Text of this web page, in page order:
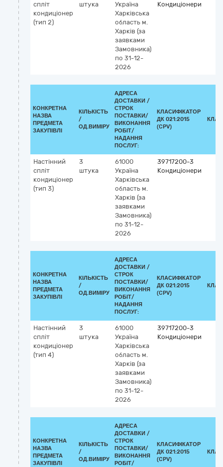
спліт
кондиціонер
(тип 2)
штука
Україна
Харківська
область м.
Харків (за
заявками
Замовника)
по 31-12-
2026
Кондиціонери
КОНКРЕТНА
НАЗВА
ПРЕДМЕТА
ЗАКУПІВЛІ
КІЛЬКІСТЬ
/
ОД.ВИМІРУ
АДРЕСА
ДОСТАВКИ /
СТРОК
ПОСТАВКИ/
ВИКОНАННЯ
РОБІТ/
НАДАННЯ
ПОСЛУГ:
КЛАСИФІКАТОР
ДК 021:2015
(CPV)
Настінний
спліт
кондиціонер
(тип 3)
3
штука
61000
Україна
Харківська
область м.
Харків (за
заявками
Замовника)
по 31-12-
2026
39717200-3
Кондиціонери
КОНКРЕТНА
НАЗВА
ПРЕДМЕТА
ЗАКУПІВЛІ
КІЛЬКІСТЬ
/
ОД.ВИМІРУ
АДРЕСА
ДОСТАВКИ /
СТРОК
ПОСТАВКИ/
ВИКОНАННЯ
РОБІТ/
НАДАННЯ
ПОСЛУГ:
КЛАСИФІКАТОР
ДК 021:2015
(CPV)
Настінний
спліт
кондиціонер
(тип 4)
3
штука
61000
Україна
Харківська
область м.
Харків (за
заявками
Замовника)
по 31-12-
2026
39717200-3
Кондиціонери
КОНКРЕТНА
НАЗВА
ПРЕДМЕТА
ЗАКУПІВЛІ
КІЛЬКІСТЬ
/
ОД.ВИМІРУ
АДРЕСА
ДОСТАВКИ /
СТРОК
ПОСТАВКИ/
ВИКОНАННЯ
РОБІТ/
КЛАСИФІКАТОР
ДК 021:2015
(CPV)